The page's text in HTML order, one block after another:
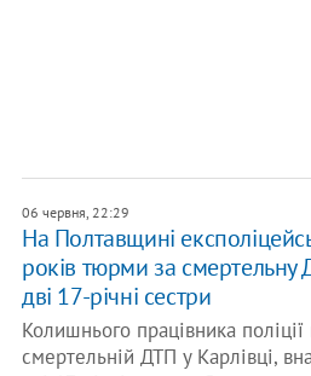
06 червня, 22:29
На Полтавщині
років тюрми за смертельну
дві 17-річні сестри
Колишнього працівника
смертельній ДТП у Карлівці,